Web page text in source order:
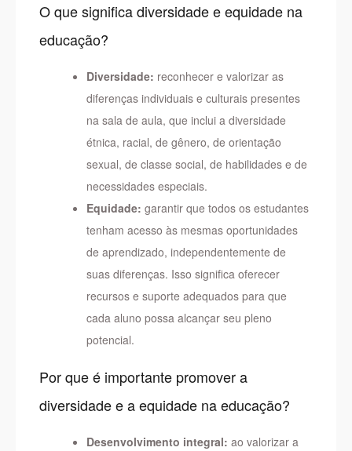
O que significa diversidade e equidade na
educação?
Diversidade: reconhecer e valorizar as
diferenças individuais e culturais presentes
na sala de aula, que inclui a diversidade
étnica, racial, de gênero, de orientação
sexual, de classe social, de habilidades e de
necessidades especiais.
Equidade: garantir que todos os estudantes
tenham acesso às mesmas oportunidades
de aprendizado, independentemente de
suas diferenças. Isso significa oferecer
recursos e suporte adequados para que
cada aluno possa alcançar seu pleno
potencial.
Por que é importante promover a
diversidade e a equidade na educação?
Desenvolvimento integral: ao valorizar a